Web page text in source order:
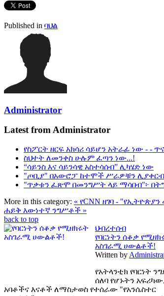
Published in ባህል
Administrator
Latest from Administrator
የስፖርት ዘርፍ አክሳሪ ሳይሆን አትራፊ ነው - -
ስህተት ለመንቀስ ሁሉም ፈጣን ነው...!
“ሳይንስ እና ሳይንሳዊ አስተሳሰብ” ሊካሄድ ነው
"ጦቢያ" በአውሮፓ ከተሞች ሥራዎቹን
"ጥቃቱን ፈጽሞ በመንግሥት ላይ ማሳበብ"፦
More in this category: « የCNN ዘገባ -
ሐይቅ እውነተኛ ንግሥቶች »
back to top
ህብረተሰብ
የባርነትን ሰቆቃ
አስገራሚ ሀውልቶች!
Written by
የአትላንቲክ የባርነት
ሰለባ የሆኑትን
አባቶችና እናቶች ለማስታወስ የተሰራው "የአንሴስተር